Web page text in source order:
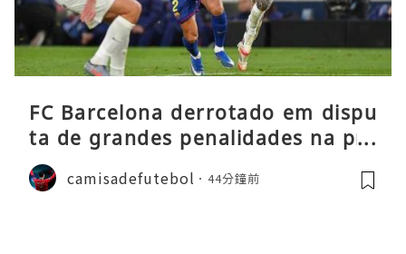
FC Barcelona derrotado em dispu
ta de grandes penalidades na pré
-época
camisadefutebol 44分鐘前